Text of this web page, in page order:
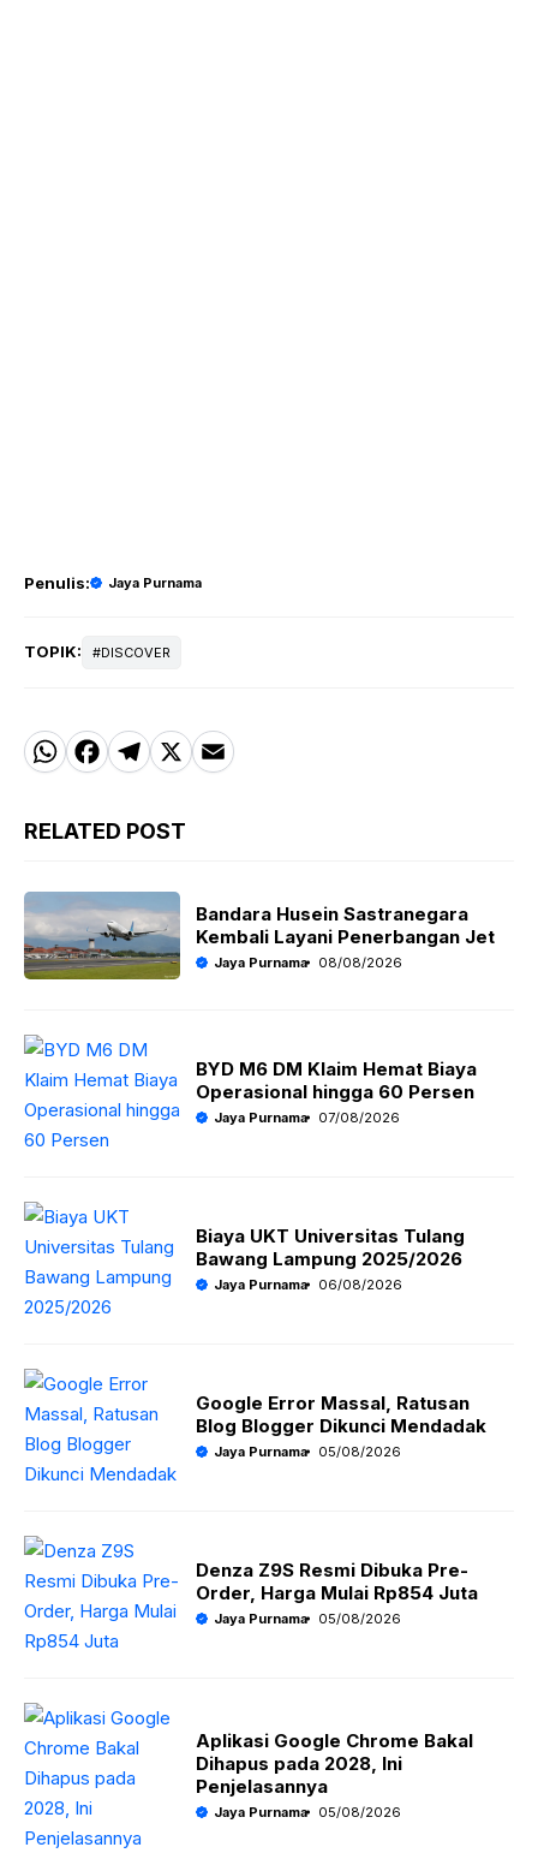
Penulis: Jaya Purnama
TOPIK: DISCOVER
W
a
s
A
p
p
F
c
b
o
o
T
e
r
a
m
X E
RELATED POST
Bandara Husein Sastranegara
Kembali Layani Penerbangan Jet
Jaya Purnama 08/08/2026
BYD M6 DM Klaim Hemat Biaya
Operasional hingga 60 Persen
Jaya Purnama 07/08/2026
Biaya UKT Universitas Tulang
Bawang Lampung 2025/2026
Jaya Purnama 06/08/2026
Google Error Massal, Ratusan
Blog Blogger Dikunci Mendadak
Jaya Purnama 05/08/2026
Denza Z9S Resmi Dibuka Pre-
Order, Harga Mulai Rp854 Juta
Jaya Purnama 05/08/2026
Aplikasi Google Chrome Bakal
Dihapus pada 2028, Ini
Penjelasannya
Jaya Purnama 05/08/2026